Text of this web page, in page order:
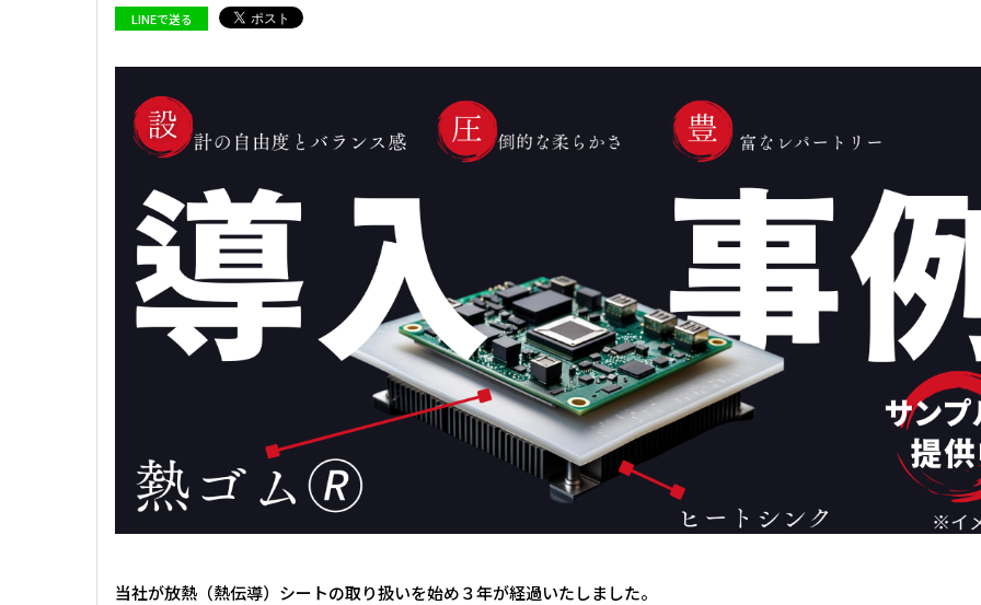
LINEで送る
当社が放熱（熱伝導）シートの取り扱いを始め３年が経過いたしました。